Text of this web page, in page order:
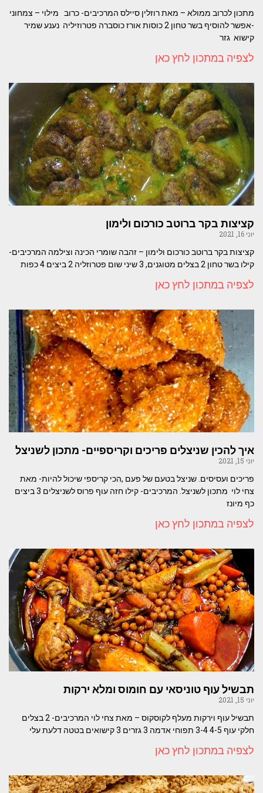
מתכון לכרוב ממולא – מאת רוזלין סיילס המרכיבים- כרוב מילוי – צמחוני
-אפשר להוסיף בשר טחון 2 כוסות אורז כוסברה פטרוזיליה נענע שמיר
קישוא גזר
לצפיה במתכון לחץ כאן
קציצות בקר ברוטב כורכום ולימון
יוני 16, 2021
קציצות בקר ברוטב כורכום ולימון – זהבה שומרי הכינה וצילמה המרכיבים-
קילו בשר טחון 2 בצלים מטוגנים, 3 שיני שום פטרוזליה 2 ביצים 4 כפות
לצפיה במתכון לחץ כאן
איך להכין שניצלים פריכים וקריספיים- מתכון לשניצל
יוני 15, 2021
פריכים ועסיסים. שניצל בטעם של פעם ,הכי קריספי שיכול להיות- מאת
צחי לוי מתכון לשניצל. המרכיבים- קילו חזה עוף פרוס לשניצלים 3 ביצים
כף מיונז
לצפיה במתכון לחץ כאן
תבשיל עוף טוניסאי עם חומוס ומלא ירקות
יוני 15, 2021
תבשיל עוף וירקות מעלף לקוסקוס – מאת צחי לוי המרכיבים- 2 בצלים
חלקי עוף 4-5 3-4 תפוחי אדמה 3 גזרים 3 קישואים בטטה דלעת עלי
לצפיה במתכון לחץ כאן